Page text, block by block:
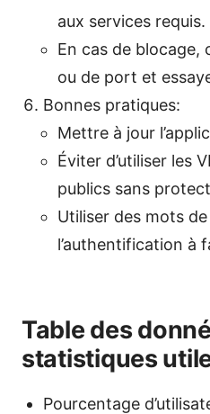
aux services requis.
En cas de
ou de port et
Bonnes pratiques:
Mettre à jour
Éviter d’utiliser les
publics sans
Utiliser des mots
l’authentification à
Table des
statistiques
Pourcentage